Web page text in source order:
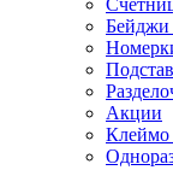
Бейджи
Акции
Клеймо